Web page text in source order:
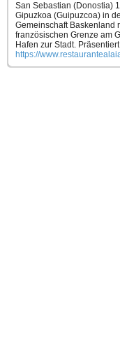
San Sebastian (Donostia)
Gipuzkoa (Guipuzcoa) in
Gemeinschaft Baskenland
französischen Grenze am
Hafen zur Stadt.
https://